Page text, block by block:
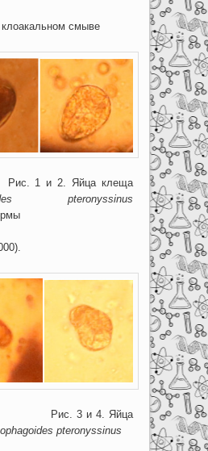
смыве
2. Яйца клеща
pteronyssinus
формы
и 4. Яйца
pteronyssinus